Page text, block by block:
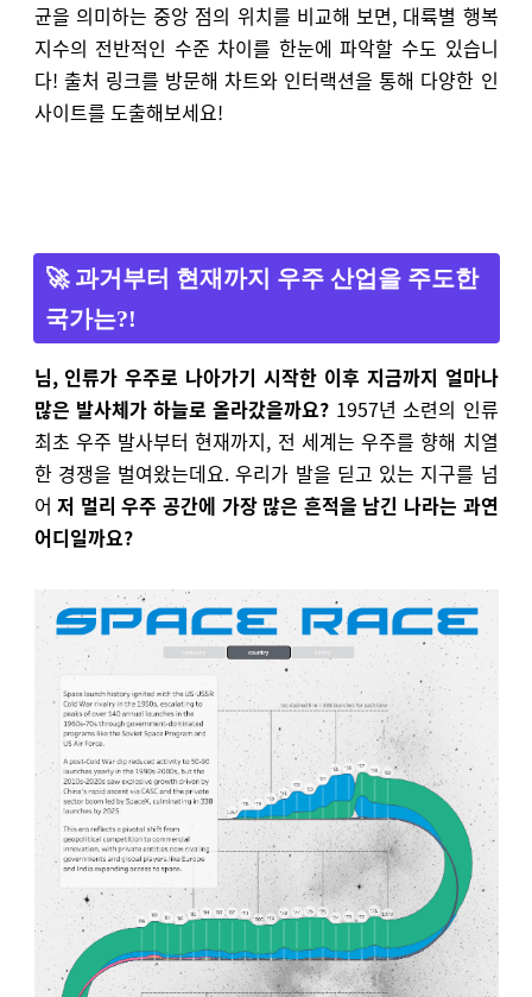
균을 의미하는 중앙 점의 위치를 비교해 보면, 대륙별 행복
지수의 전반적인 수준 차이를 한눈에 파악할 수도 있습니
다! 출처 링크를 방문해 차트와 인터랙션을 통해 다양한 인
사이트를 도출해보세요!
🚀 과거부터 현재까지 우주 산업을 주도한
국가는?!
님, 인류가 우주로 나아가기 시작한 이후 지금까지 얼마나
많은 발사체가 하늘로 올라갔을까요? 1957년 소련의 인류
최초 우주 발사부터 현재까지, 전 세계는 우주를 향해 치열
한 경쟁을 벌여왔는데요. 우리가 발을 딛고 있는 지구를 넘
어저 멀리 우주 공간에 가장 많은 흔적을 남긴 나라는 과연
어디일까요?